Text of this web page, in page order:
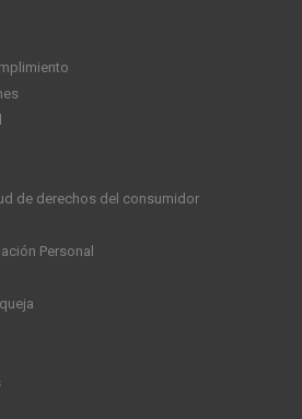
de derechos del consumidor
Personal